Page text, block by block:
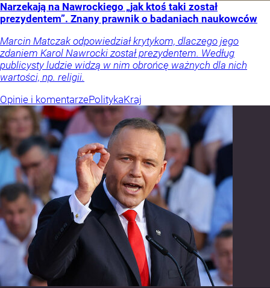
Narzekają na Nawrockiego „jak ktoś taki został
prezydentem”. Znany prawnik o badaniach naukowców
Marcin Matczak odpowiedział krytykom, dlaczego jego
zdaniem Karol Nawrocki został prezydentem. Według
publicysty ludzie widzą w nim obrońcę ważnych dla nich
wartości, np. religii.
Opinie i komentarzePolitykaKraj